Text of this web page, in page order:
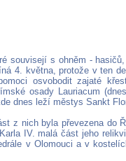
souvisejí s ohněm -
4. května, protože v ten
osvobodit zajaté
osady Lauriacum
dnes leží městys Sankt
z nich byla převezena do
IV. malá část jeho
v Olomouci a v